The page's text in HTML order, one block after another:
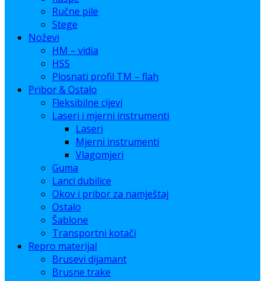
Ručne pile
Stege
Noževi
HM – vidia
HSS
Plosnati profil TM – flah
Pribor & Ostalo
Fleksibilne cijevi
Laseri i mjerni instrumenti
Laseri
Mjerni instrumenti
Vlagomjeri
Guma
Lanci dubilice
Okov i pribor za namještaj
Ostalo
Šablone
Transportni kotači
Repro materijal
Brusevi dijamant
Brusne trake